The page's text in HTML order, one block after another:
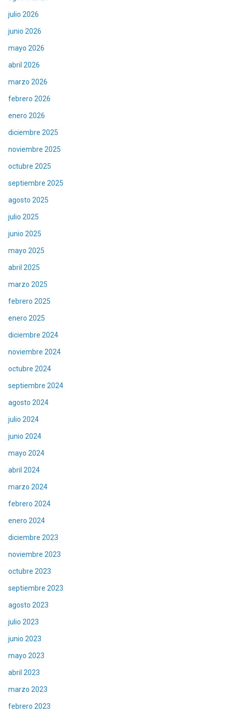
julio 2026
junio 2026
mayo 2026
abril 2026
marzo 2026
febrero 2026
enero 2026
diciembre 2025
noviembre 2025
octubre 2025
septiembre 2025
agosto 2025
julio 2025
junio 2025
mayo 2025
abril 2025
marzo 2025
febrero 2025
enero 2025
diciembre 2024
noviembre 2024
octubre 2024
septiembre 2024
agosto 2024
julio 2024
junio 2024
mayo 2024
abril 2024
marzo 2024
febrero 2024
enero 2024
diciembre 2023
noviembre 2023
octubre 2023
septiembre 2023
agosto 2023
julio 2023
junio 2023
mayo 2023
abril 2023
marzo 2023
febrero 2023